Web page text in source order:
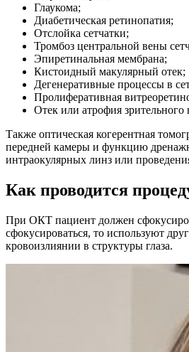
Глаукома;
Диабетическая ретинопатия;
Отслойка сетчатки;
Тромбоз центральной вены
Эпиретинальная мембрана;
Кистоидный макулярный отек;
Дегенеративные процессы в
Пролиферативная
Отек или атрофия зрительного
Также оптическая когерентная
передней камеры и функцию
интраокулярных линз или
Как проводится
При ОКТ пациент должен
сфокусироваться, то используют
кровоизлиянии в структуры глаза.